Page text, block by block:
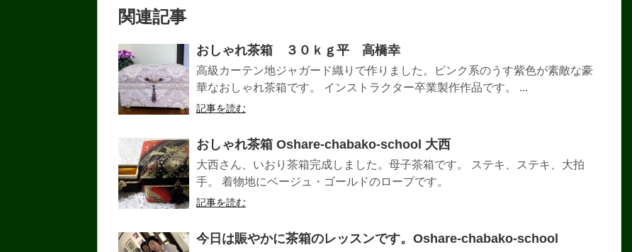
関連記事
おしゃれ茶箱 ３０ｋｇ平 高橋幸
高級カーテン地ジャガード織りで作りました。ピンク系のうす紫色が素敵な豪
華なおしゃれ茶箱です。 インストラクター卒業製作作品です。 ...
記事を読む
おしゃれ茶箱 Oshare-chabako-school 大西
大西さん、いおり茶箱完成しました。母子茶箱です。 ステキ、ステキ、大拍
手。 着物地にベージュ・ゴールドのロープです。
記事を読む
今日は賑やかに茶箱のレッスンです。Oshare-chabako-school